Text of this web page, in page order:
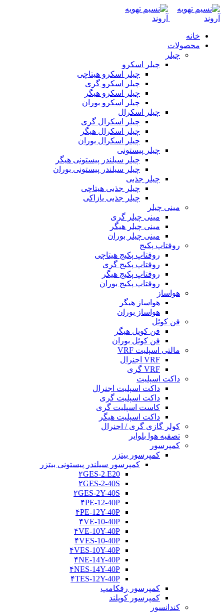
خانه
محصولات
چیلر
چیلر اسکرو
چیلر اسکرو هیتاچی
چیلر اسکرو گری
چیلر اسکرو هیگر
چیلر اسکرو بوران
چیلر اسکرال
چیلر اسکرال گری
چیلر اسکرال هیگر
چیلر اسکرال بوران
چیلر پیستونی
چیلر سیلندر پیستونی هیگر
چیلر سیلندر پیستونی بوران
چیلر جذبی
چیلر جذبی هیتاچی
چیلر جذبی یازاکی
مینی چیلر
مینی چیلر گری
مینی چیلر هیگر
مینی چیلر بوران
روفتاپ پکیج
روفتاپ پکیج هیتاچی
روفتاپ پکیج گری
روفتاپ پکیج هیگر
روفتاپ پکیج بوران
هواساز
هواساز هیگر
هواساز بوران
فن کوئل
فن کویل هیگر
فن کوئل بوران
مالتی اسپلیت VRF
VRF اجنرال
VRF گری
داکت اسپلیت
داکت اسپلیت اجنرال
داکت اسپلیت گری
کاست اسپلیت گری
داکت اسپلیت هیگر
کولر گازی گری / اجنرال
تصفیه هوا بلوایر
کمپرسور
کمپرسور بیتزر
کمپرسور سیلندر پیستونی بیتزر
۲GES-2.E20
۲GES-2-40S
۲GES-2Y-40S
۴PE-12-40P
۴PE-12Y-40P
۴VE-10-40P
۴VE-10Y-40P
۴VES-10-40P
۴VES-10Y-40P
۴NE-14Y-40P
۴NES-14Y-40P
۴TES-12Y-40P
کمپرسور رفکامپ
کمپرسور کوپلند
کندانسور